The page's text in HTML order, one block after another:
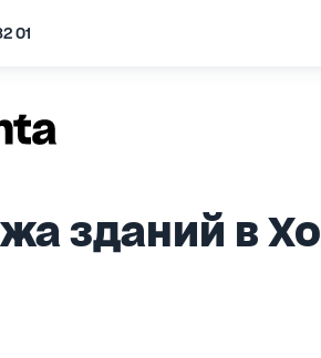
01
зданий в